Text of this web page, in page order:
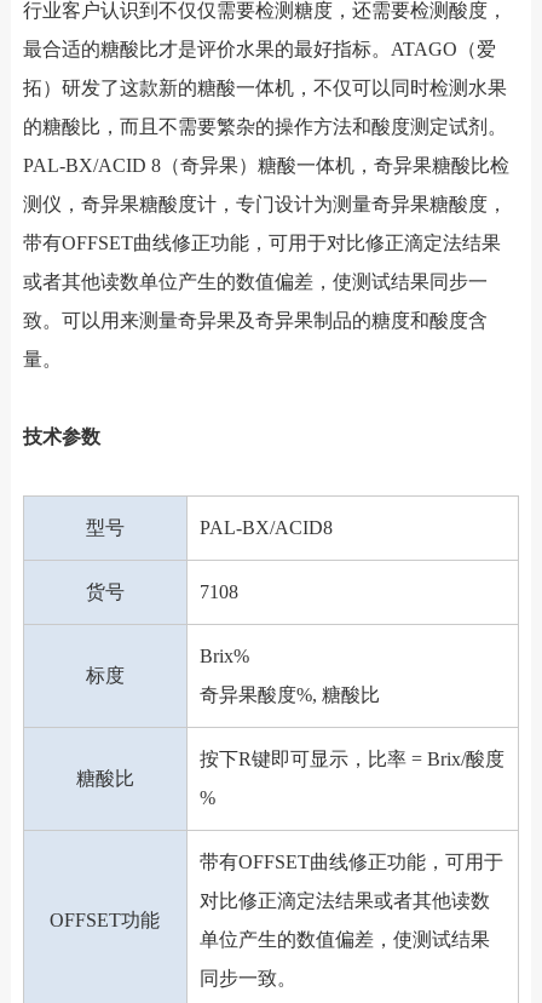
行业客户认识到不仅仅需要检测糖度，还需要检测酸度，
最合适的糖酸比才是评价水果的最好指标。ATAGO（爱
拓）研发了这款新的糖酸一体机，不仅可以同时检测水果
的糖酸比，而且不需要繁杂的操作方法和酸度测定试剂。
PAL-BX/ACID 8（奇异果）糖酸一体机，奇异果糖酸比检
测仪，奇异果糖酸度计，专门设计为测量奇异果糖酸度，
带有OFFSET曲线修正功能，可用于对比修正滴定法结果
或者其他读数单位产生的数值偏差，使测试结果同步一
致。可以用来测量奇异果及奇异果制品的糖度和酸度含
量。
技术参数
型号 PAL-BX/ACID8
货号 7108
标度
Brix%
奇异果酸度%, 糖酸比
糖酸比
按下R键即可显示，比率 = Brix/酸度
%
OFFSET功能
带有OFFSET曲线修正功能，可用于
对比修正滴定法结果或者其他读数
单位产生的数值偏差，使测试结果
同步一致。